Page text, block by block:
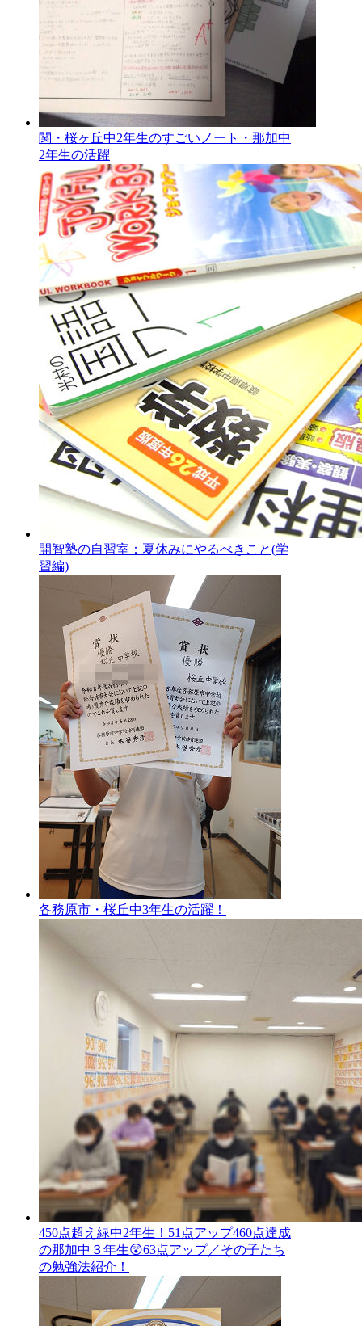
関・桜ヶ丘中2年生のすごいノート・那加中
2年生の活躍
開智塾の自習室：夏休みにやるべきこと(学
習編)
各務原市・桜丘中3年生の活躍！
450点超え緑中2年生！51点アップ460点達成
の那加中３年生😲63点アップ／その子たち
の勉強法紹介！